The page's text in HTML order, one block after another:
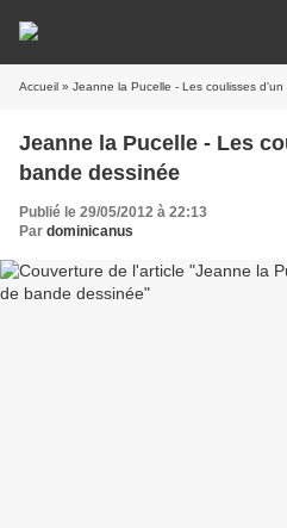
Accueil » Jeanne la Pucelle - Les coulisses
Jeanne la Pucelle - Les
bande dessinée
Publié le 29/05/2012 à 22:13
Par dominicanus